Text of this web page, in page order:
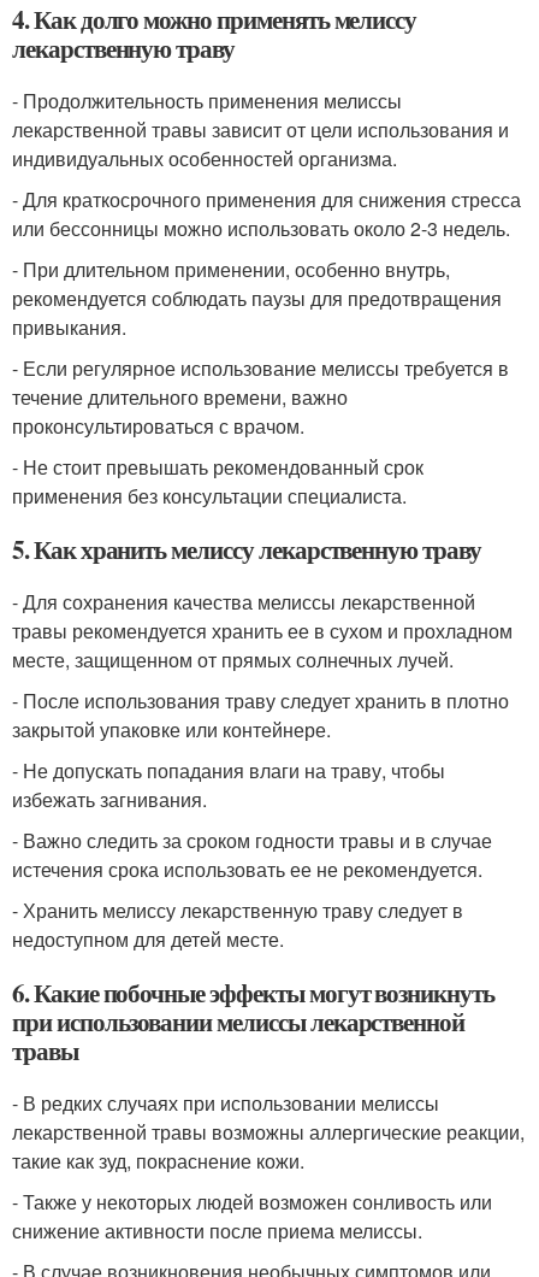
4. Как долго можно применять мелиссу
лекарственную траву
- Продолжительность применения мелиссы
лекарственной травы зависит от цели использования и
индивидуальных особенностей организма.
- Для краткосрочного применения для снижения стресса
или бессонницы можно использовать около 2-3 недель.
- При длительном применении, особенно внутрь,
рекомендуется соблюдать паузы для предотвращения
привыкания.
- Если регулярное использование мелиссы требуется в
течение длительного времени, важно
проконсультироваться с врачом.
- Не стоит превышать рекомендованный срок
применения без консультации специалиста.
5. Как хранить мелиссу лекарственную траву
- Для сохранения качества мелиссы лекарственной
травы рекомендуется хранить ее в сухом и прохладном
месте, защищенном от прямых солнечных лучей.
- После использования траву следует хранить в плотно
закрытой упаковке или контейнере.
- Не допускать попадания влаги на траву, чтобы
избежать загнивания.
- Важно следить за сроком годности травы и в случае
истечения срока использовать ее не рекомендуется.
- Хранить мелиссу лекарственную траву следует в
недоступном для детей месте.
6. Какие побочные эффекты могут возникнуть
при использовании мелиссы лекарственной
травы
- В редких случаях при использовании мелиссы
лекарственной травы возможны аллергические реакции,
такие как зуд, покраснение кожи.
- Также у некоторых людей возможен сонливость или
снижение активности после приема мелиссы.